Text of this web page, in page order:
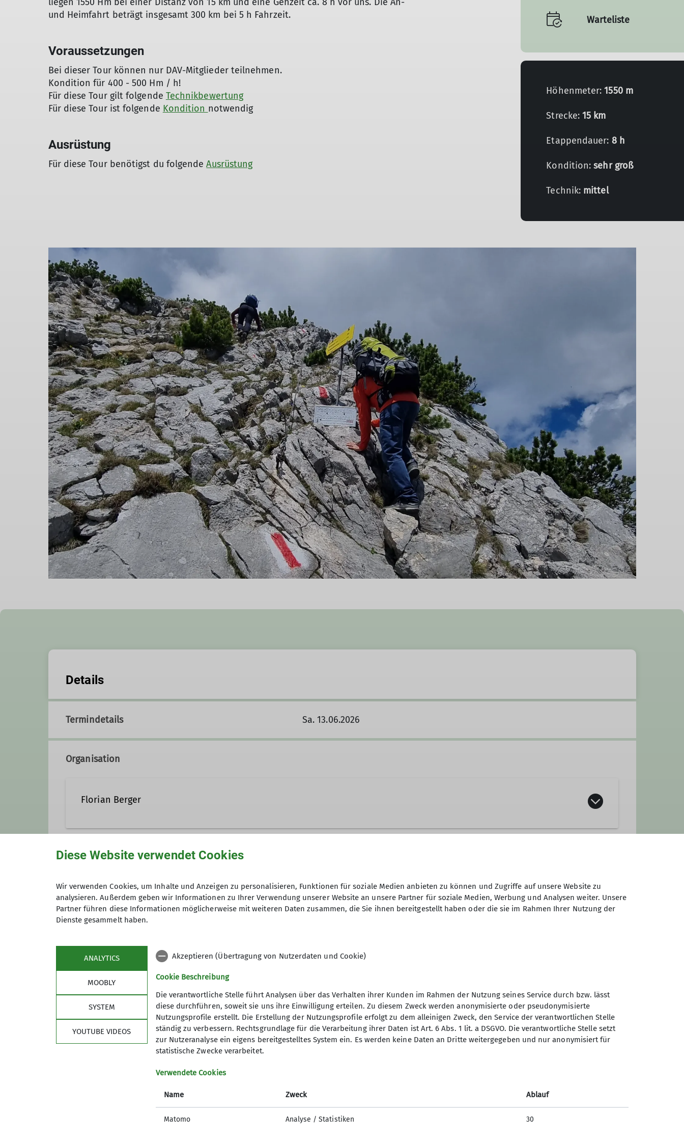
und Heimfahrt beträgt insgesamt 300 km bei 5 h Fahrzeit.
Voraussetzungen
Bei dieser Tour können nur DAV-Mitglieder teilnehmen.
Kondition für 400 - 500 Hm / h!
Für diese Tour gilt folgende Technikbewertung
Für diese Tour ist folgende Kondition notwendig
Ausrüstung
Für diese Tour benötigst du folgendeAusrüstung
Warteliste
Höhenmeter:1550 m
Strecke:15 km
Etappendauer: 8 h
Kondition:sehr groß
Technik: mittel
Details
Termindetails Sa. 13.06.2026
Organisation
Florian Berger
Qualifikationen
Wanderleiter
Ämter
Tourenführer
Maximale Teilnehmeranzahl
Sektion Bundesverband
Versicherungen
DAV Panorama
Service
Sektion Dingolfing des
Deutschen Alpenvereins e.V.
Diese Website verwendet Cookies
Wir verwenden Cookies, um Inhalte und Anzeigen zu personalisieren, Funktionen für soziale Medien anbieten zu können und Zugriffe auf unsere Website zu
analysieren. Außerdem geben wir Informationen zu Ihrer Verwendung unserer Website an unsere Partner für soziale Medien, Werbung und Analysen weiter. Unsere
Partner führen diese Informationen möglicherweise mit weiteren Daten zusammen, die Sie ihnen bereitgestellt haben oder die sie im Rahmen Ihrer Nutzung der
Dienste gesammelt haben.
ANALYTICS
MOOBLY
SYSTEM
YOUTUBE VIDEOS
Akzeptieren (Übertragung von Nutzerdaten und Cookie)
Cookie Beschreibung
Die verantwortliche Stelle führt Analysen über das Verhalten ihrer Kunden im Rahmen der Nutzung seines Service durch bzw. lässt
diese durchführen, soweit sie uns ihre Einwilligung erteilen. Zu diesem Zweck werden anonymisierte oder pseudonymisierte
Nutzungsprofile erstellt. Die Erstellung der Nutzungsprofile erfolgt zu dem alleinigen Zweck, den Service der verantwortlichen Stelle
ständig zu verbessern. Rechtsgrundlage für die Verarbeitung ihrer Daten ist Art. 6 Abs. 1 lit. a DSGVO. Die verantwortliche Stelle setzt
zur Nutzeranalyse ein eigens bereitgestelltes System ein. Es werden keine Daten an Dritte weitergegeben und nur anonymisiert für
statistische Zwecke verarbeitet.
Verwendete Cookies
Name Zweck Ablauf
Matomo Analyse / Statistiken 30